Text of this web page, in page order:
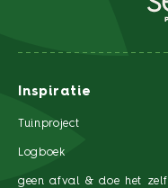
Inspiratie
Tuinproject
Logboek
geen afval & doe het zelf